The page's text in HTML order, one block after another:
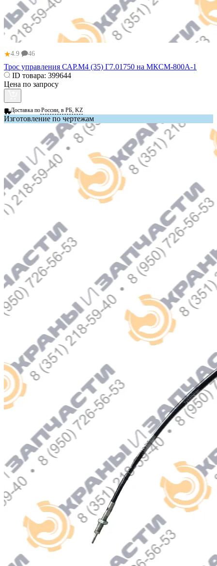
★4.9 46
Трос управления САР.М4 (35) Г7.01750 на МКСМ-800А-1
ID товара: 399644
Цена по запросу
Доставка поРоссии, в РБ, KZ
Изготовление по чертежам